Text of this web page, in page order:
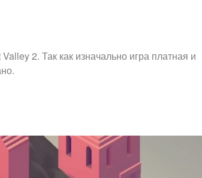
2. Так как изначально игра платная и